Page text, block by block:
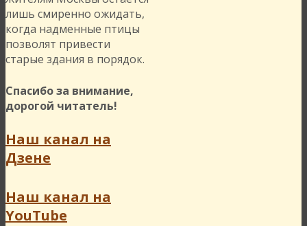
лишь смиренно ожидать,
когда надменные птицы
позволят привести
старые здания в порядок.
Спасибо за внимание,
дорогой читатель!
Наш канал на
Дзене
Наш канал на
YouTube